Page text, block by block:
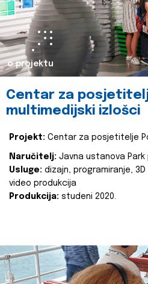
o projektu
Centar za
multimedijski izlošci
Projekt: Centar za posjetitelje
Naručitelj: Javna ustanova Park
Usluge: dizajn, programiranje,
video produkcija
Produkcija: studeni 2020.